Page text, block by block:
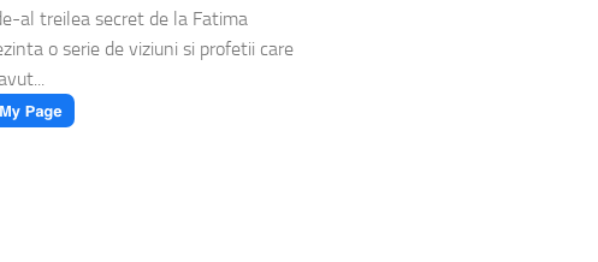
al treilea secret de la Fatima
o serie de viziuni si profetii care